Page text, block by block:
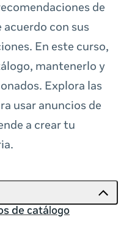
de
acuerdo con sus
En este curso,
mantenerlo y
Explora las
usar anuncios de
a crear tu
de catálogo